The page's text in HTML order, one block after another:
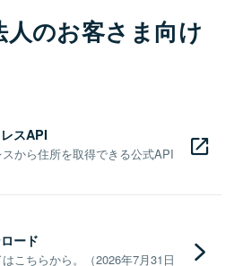
人のお客さま向け
スAPI
から住所を取得できる公式API
ード
こちらから。（2026年7月31日